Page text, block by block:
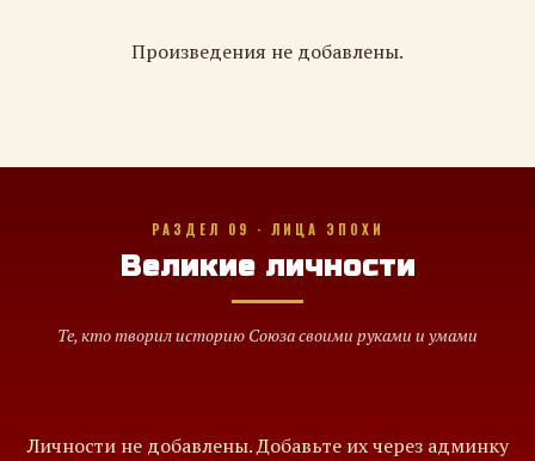
Произведения не добавлены.
РАЗДЕЛ 09 · ЛИЦА ЭПОХИ
Великие личности
Те, кто творил историю Союза своими руками и умами
Личности не добавлены. Добавьте их через админку